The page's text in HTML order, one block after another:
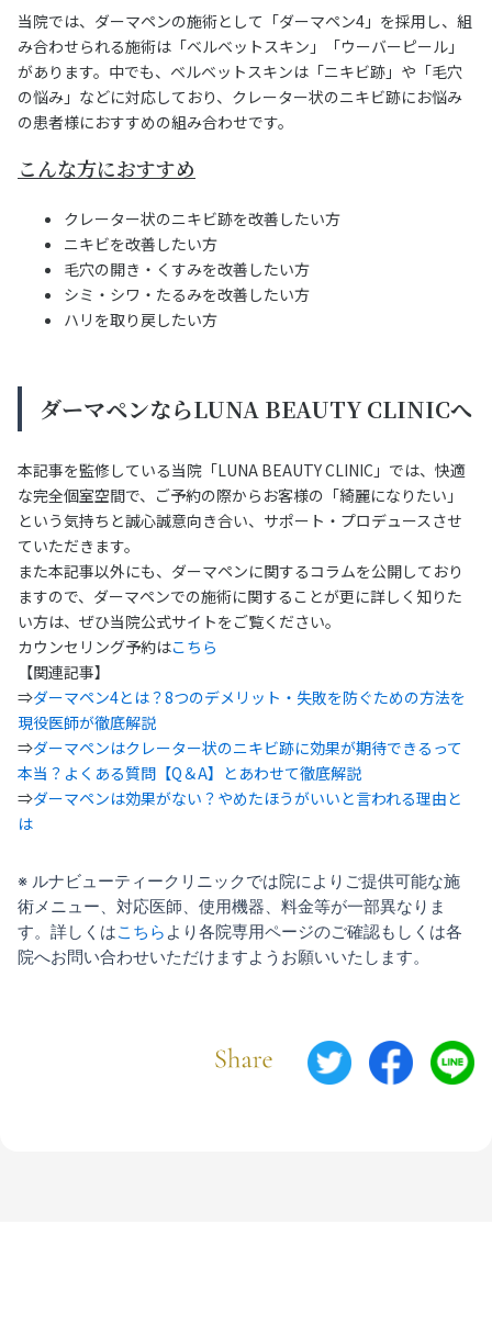
当院では、ダーマペンの施術として「ダーマペン4」を採用し、組
み合わせられる施術は「ベルベットスキン」「ウーバーピール」
があります。中でも、ベルベットスキンは「ニキビ跡」や「毛穴
の悩み」などに対応しており、クレーター状のニキビ跡にお悩み
の患者様におすすめの組み合わせです。
こんな方におすすめ
クレーター状のニキビ跡を改善したい方
ニキビを改善したい方
毛穴の開き・くすみを改善したい方
シミ・シワ・たるみを改善したい方
ハリを取り戻したい方
ダーマペンならLUNA BEAUTY CLINICへ
本記事を監修している当院「LUNA BEAUTY CLINIC」では、快適
な完全個室空間で、ご予約の際からお客様の「綺麗になりたい」
という気持ちと誠心誠意向き合い、サポート・プロデュースさせ
ていただきます。
また本記事以外にも、ダーマペンに関するコラムを公開しており
ますので、ダーマペンでの施術に関することが更に詳しく知りた
い方は、ぜひ当院公式サイトをご覧ください。
カウンセリング予約はこちら
【関連記事】
⇒ダーマペン4とは？8つのデメリット・失敗を防ぐための方法を
現役医師が徹底解説
⇒ダーマペンはクレーター状のニキビ跡に効果が期待できるって
本当？よくある質問【Q＆A】とあわせて徹底解説
⇒ダーマペンは効果がない？やめたほうがいいと言われる理由と
は
※ ルナビューティークリニックでは院によりご提供可能な施
術メニュー、対応医師、使用機器、料金等が一部異なりま
す。詳しくはこちら より各院専用ページのご確認もしくは各
院へお問い合わせいただけますようお願いいたします。